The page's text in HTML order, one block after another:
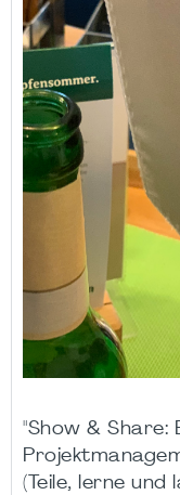
"Show & Share:
(Teile, lerne und